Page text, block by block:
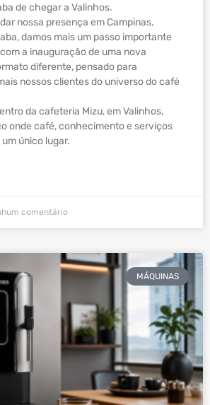
de chegar a Valinhos.
nossa presença em Campinas,
damos mais um passo importante
a inauguração de uma nova
diferente, pensado para
nossos clientes do universo do café
da cafeteria Mizu, em Valinhos,
onde café, conhecimento e serviços
único lugar.
comentário
MÁQUINAS